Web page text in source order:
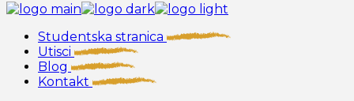
Studentska stranica
Utisci
Blog
Kontakt